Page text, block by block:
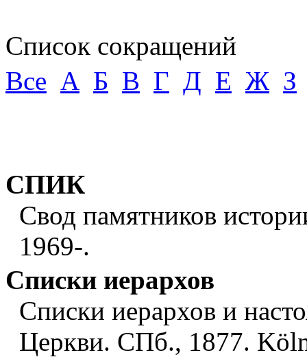
Список сокращений
Все А Б В Г Д Е Ж З
СПИК
Свод памятников
1969-.
Списки иерархов
Списки иерархов и
Церкви. СПб., 1877.